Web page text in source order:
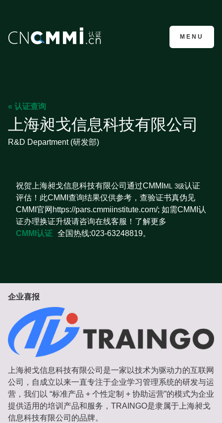
CMMI认证咨询
MENU
« 认证查询
上海昶戈信息科技有限公司
R&D Department (研发部)
祝贺上海昶戈信息科技有限公司通过CMMI ML 3级认证
评估！此CMMI查询结果仅供参考，查验证书真伪见
CMMI官网https://pars.cmmiinstitute.com/; 如需CMMI认
证办理换证升级请咨询在线客服！了解更多
CMMI认证 全国热线:023-63248819。
企业喜报
上海昶戈信息科技有限公司是一家以技术为驱动力的互联网
公司，自成立以来一直专注于企业学习管理系统的研发与运
营，我们以 “标准产品 + 个性定制 + 协助运营”的模式为企业
提供适用的培训产品和服务，TRAINGO是隶属于上海昶戈
信息科技有限公司的品牌。